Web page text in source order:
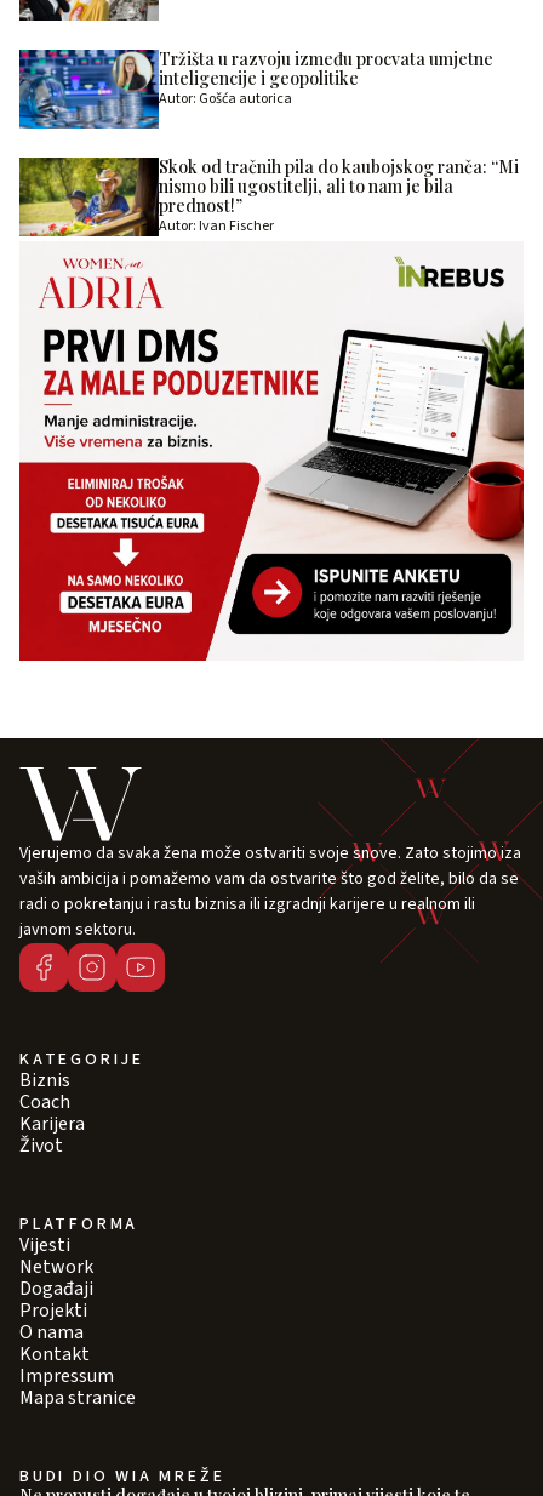
Tržišta u razvoju između procvata umjetne
inteligencije i geopolitike
Autor: Gošća autorica
Skok od tračnih pila do kaubojskog ranča: “Mi
nismo bili ugostitelji, ali to nam je bila
prednost!”
Autor: Ivan Fischer
Vjerujemo da svaka žena može ostvariti svoje snove. Zato stojimo iza
vaših ambicija i pomažemo vam da ostvarite što god želite, bilo da se
radi o pokretanju i rastu biznisa ili izgradnji karijere u realnom ili
javnom sektoru.
KATEGORIJE
Biznis
Coach
Karijera
Život
PLATFORMA
Vijesti
Network
Događaji
Projekti
O nama
Kontakt
Impressum
Mapa stranice
BUDI DIO WIA MREŽE